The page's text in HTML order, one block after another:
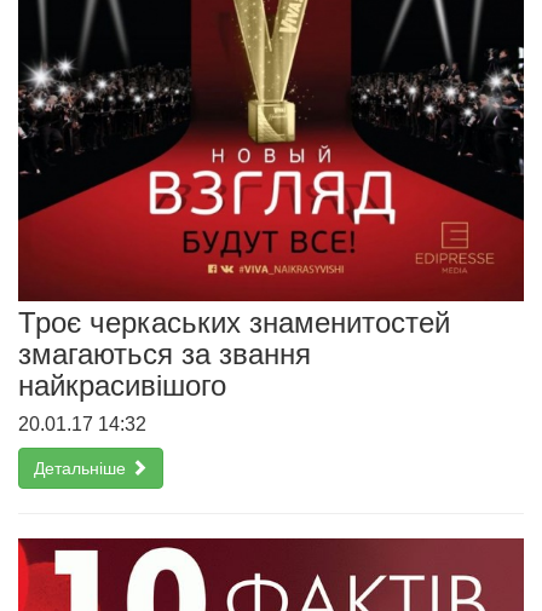
Троє черкаських знаменитостей
змагаються за звання
найкрасивішого
20.01.17 14:32
Детальніше